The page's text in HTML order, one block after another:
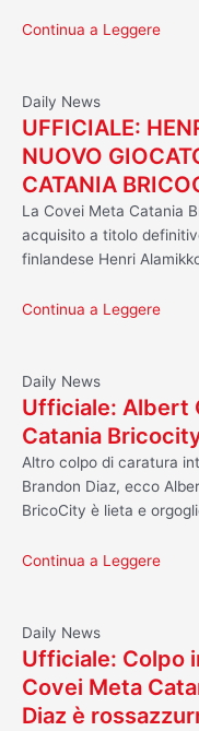
Continua a Leggere
Daily News
UFFICIALE:
NUOVO
CATANIA
La Covei Meta Catania
acquisito a titolo
finlandese Henri
Continua a Leggere
Daily News
Ufficiale: Albert
Catania
Altro colpo di caratura
Brandon Diaz, ecco
BricoCity è lieta e
Continua a Leggere
Daily News
Ufficiale: Colpo
Covei Meta
Diaz è